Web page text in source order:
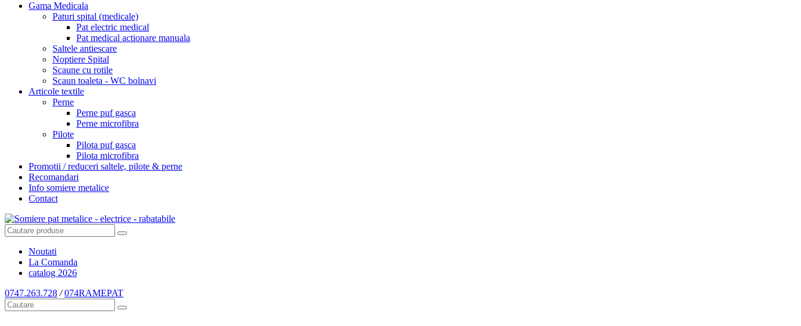
Gama Medicala
Paturi spital (medicale)
Pat electric medical
Pat medical actionare manuala
Saltele antiescare
Noptiere Spital
Scaune cu rotile
Scaun toaleta - WC bolnavi
Articole textile
Perne
Perne puf gasca
Perne microfibra
Pilote
Pilota puf gasca
Pilota microfibra
Promotii / reduceri saltele, pilote & perne
Recomandari
Info somiere metalice
Contact
Noutati
La Comanda
catalog 2026
0747.263.728 / 074RAMEPAT